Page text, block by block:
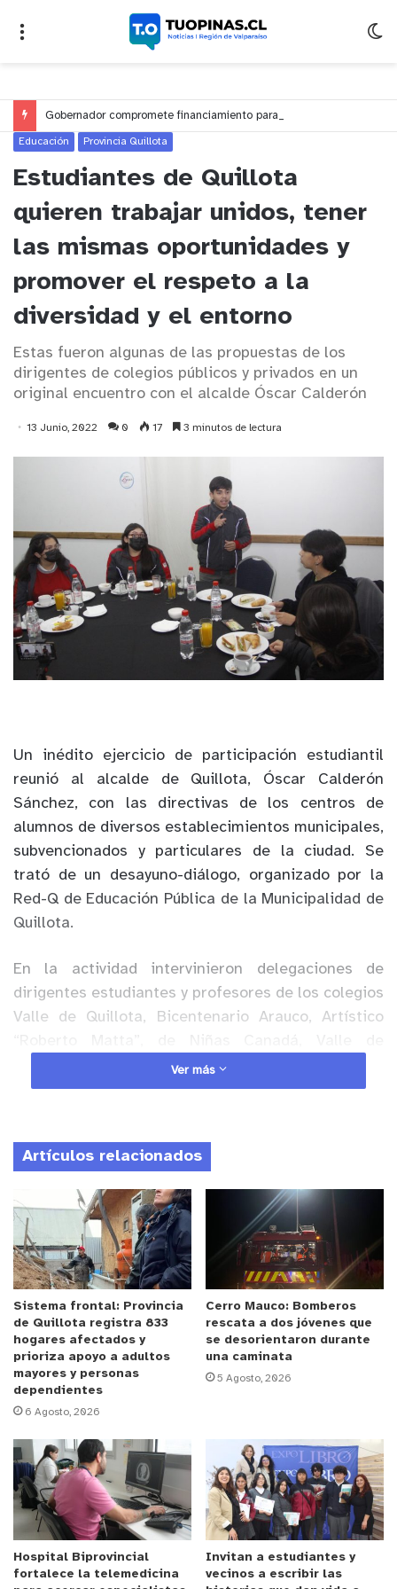
Educación Provincia Quillota
Estudiantes de Quillota
quieren trabajar unidos, tener
las mismas oportunidades y
promover el respeto a la
diversidad y el entorno
Estas fueron algunas de las propuestas de los
dirigentes de colegios públicos y privados en un
original encuentro con el alcalde Óscar Calderón
13 Junio, 2022 0 17 3 minutos de lectura
Un inédito ejercicio de participación estudiantil
reunió al alcalde de Quillota, Óscar Calderón
Sánchez, con las directivas de los centros de
alumnos de diversos establecimientos municipales,
subvencionados y particulares de la ciudad. Se
trató de un desayuno-diálogo, organizado por la
Red-Q de Educación Pública de la Municipalidad de
Quillota.
En la actividad intervinieron delegaciones de
dirigentes estudiantes y profesores de los colegios
Valle de Quillota, Bicentenario Arauco, Artístico
Aconcagua, “Precursor Francisco de Miranda”,
Inglés, Instituto “Rafael Ariztía” y los Liceos
Anuncio Patrocinado
Luego de las palabras de bienvenida del director
de la Red-Q, Luis Salinas Díaz, el alcalde Óscar
Calderón felicitó a los estudiantes por participar
en el encuentro y les instó a un diálogo en
confianza y cercano, que permita ir construyendo
lazos y generando propuestas para una mejor
ciudad, basadas en los intereses e inquietudes de
los propios jóvenes quillotanos.
De manera voluntaria, cada dirigente fue tomando
establecimientos involucrados. Así fueron
surgiendo temas como la necesidad de una
relación constante y mayor diálogo entre todos los
establecimientos, independiente de si son públicos
o privados; un acceso igualitario a la educación, en
particular respecto a formación preuniversitaria;
Ver más
Artículos relacionados
Sistema frontal: Provincia
de Quillota registra 833
hogares afectados y
prioriza apoyo a adultos
mayores y personas
dependientes
6 Agosto, 2026
Cerro Mauco: Bomberos
rescata a dos jóvenes que
se desorientaron durante
una caminata
5 Agosto, 2026
Hospital Biprovincial
fortalece la telemedicina
Invitan a estudiantes y
vecinos a escribir las